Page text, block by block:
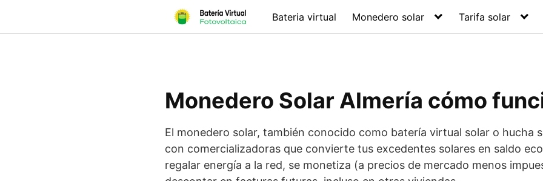
content
Bateria virtual Monedero solar Tarifa solar
Monedero Solar Almería cómo
El monedero solar, también conocido como batería virtual solar o hucha
con comercializadoras que convierte tus excedentes solares en saldo
regalar energía a la red, se monetiza (a precios de mercado menos